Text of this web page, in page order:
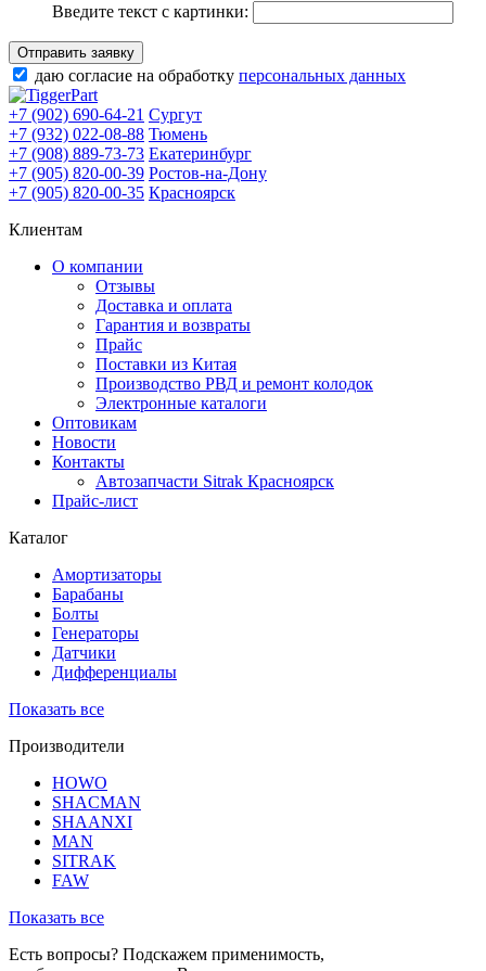
Введите текст с картинки:
Отправить заявку
даю согласие на обработку персональных данных
+7 (902) 690-64-21 Сургут
+7 (932) 022-08-88 Тюмень
+7 (908) 889-73-73 Екатеринбург
+7 (905) 820-00-39 Ростов-на-Дону
+7 (905) 820-00-35 Красноярск
Клиентам
О компании
Отзывы
Доставка и оплата
Гарантия и возвраты
Прайс
Поставки из Китая
Производство РВД и ремонт колодок
Электронные каталоги
Оптовикам
Новости
Контакты
Автозапчасти Sitrak Красноярск
Прайс-лист
Каталог
Амортизаторы
Барабаны
Болты
Генераторы
Датчики
Дифференциалы
Показать все
Производители
HOWO
SHACMAN
SHAANXI
MAN
SITRAK
FAW
Показать все
Есть вопросы? Подскажем применимость,